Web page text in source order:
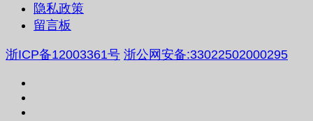
隐私政策
留言板
浙ICP备12003361号 浙公网安备:33022502000295